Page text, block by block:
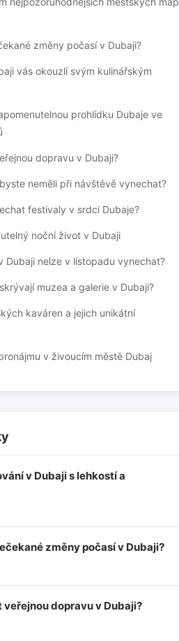
změny počasí v Dubaji?
vás okouzlí svým kulinářským
prohlídku Dubaje ve
dopravu v Dubaji?
neměli při návštěvě vynechat?
festivaly v srdci Dubaje?
noční život v Dubaji
Dubaji nelze v listopadu vynechat?
muzea a galerie v Dubaji?
kaváren a jejich unikátní
v živoucím městě Dubaj
v Dubaji s lehkostí a
změny počasí v Dubaji?
dopravu v Dubaji?